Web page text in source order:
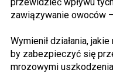
zawiązywanie owoców
Wymienił działania,
by zabezpieczyć się
mrozowymi